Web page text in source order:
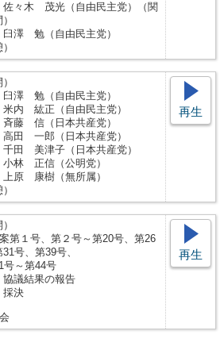
々木 茂光（自由民主党）（関
澤 勉（自由民主党）
澤 勉（自由民主党）
内 紘正（自由民主党）
藤 信（日本共産党）
田 一郎（日本共産党）
田 美津子（日本共産党）
林 正信（公明党）
原 康樹（無所属）
再生
第１号、第２号～第20号、第26
号、第39号、
～第44号
議結果の報告
決
再生